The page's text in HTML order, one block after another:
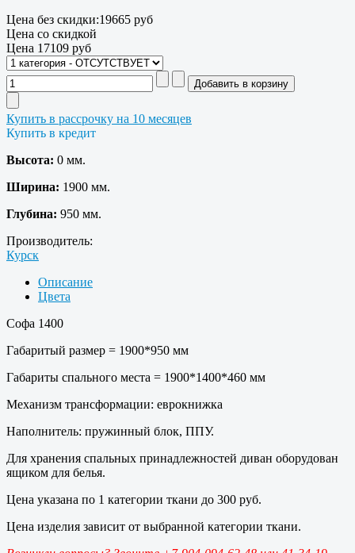
Цена без скидки:19665 руб
Цена со скидкой
Цена 17109 руб
Купить в рассрочку на 10 месяцев
Купить в кредит
Высота: 0 мм.
Ширина: 1900 мм.
Глубина: 950 мм.
Производитель:
Курск
Описание
Цвета
Софа 1400
Габаритый размер = 1900*950 мм
Габариты спального места = 1900*1400*460 мм
Механизм трансформации: еврокнижка
Наполнитель: пружинный блок, ППУ.
Для хранения спальных принадлежностей диван оборудован
ящиком для белья.
Цена указана по 1 категории ткани до 300 руб.
Цена изделия зависит от выбранной категории ткани.